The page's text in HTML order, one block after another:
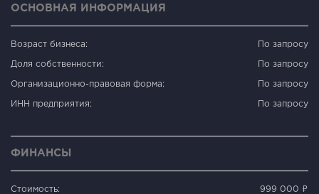
ОСНОВНАЯ ИНФОРМАЦИЯ
Возраст бизнеса: По запросу
Доля собственности: По запросу
Организационно-правовая форма: По запросу
ИНН предприятия: По запросу
ФИНАНСЫ
Стоимость: 999 000 ₽